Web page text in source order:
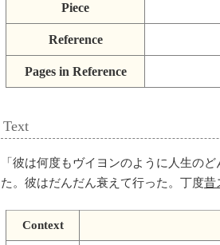
Piece
Reference
Pages in Reference
Text
「 彼は何度もヴイヨンのように人生の
た。彼はだんだん衰えて行った。丁度昔
Context